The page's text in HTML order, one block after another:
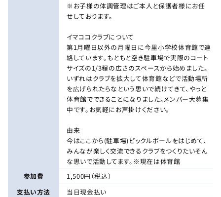
※お子様の体調管理はご本人と保護者様にお任
せしております。
イマココクラブについて
第1月曜日以外の月曜日に今里小学校体育館で連
絡しています。もともと空き駐車場で実際のコート
サイズの1/3程の広さのスペースから始めました。
いずれはクラブを拡大して体育館などで活動場所
を広げられたらなという思いで続けてきて、やっと
体育館でできることになりました。メンバー大募集
中です。お気軽にお声掛けください。
由来
今はここから(駐車場)ピックルボールをはじめて、
みんなが楽しく交流できるクラブをつくりたいそん
な思いで活動してます。※現在は体育館
参加費
1,500円（税込）
支払い方法
当日現金払い